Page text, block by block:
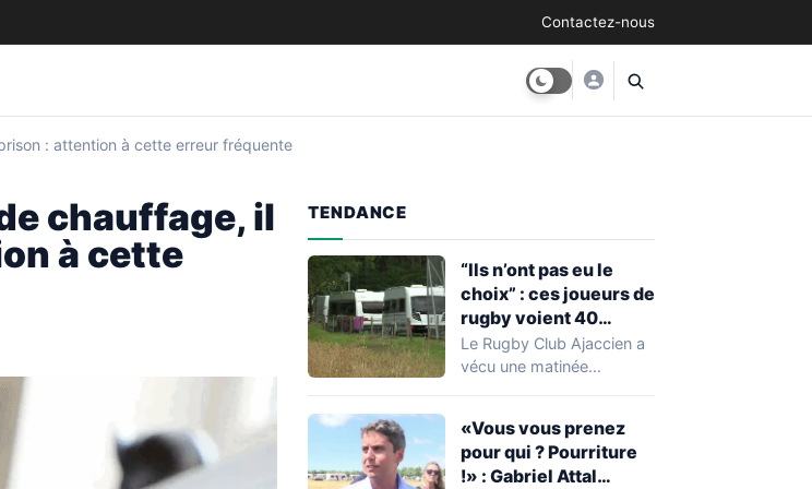
Contactez-nous
: attention à cette erreur fréquente
chauffage, il
à cette
TENDANCE
“Ils n’ont pas eu le
choix” : ces joueurs de
rugby voient 40
caravanes de gens du
voyage s’installer
heure
Le Rugby Club Ajaccien a
vécu une matinée
découverte d'une…
«Vous vous prenez
pour qui ? Pourriture
!» : Gabriel Attal